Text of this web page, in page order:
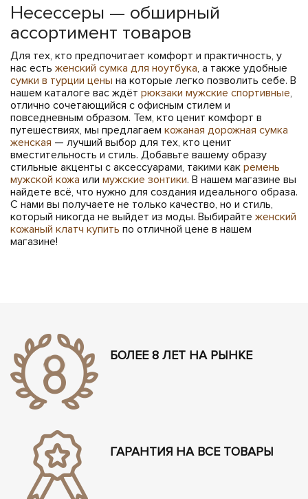
Несессеры — обширный
ассортимент товаров
Для тех, кто предпочитает комфорт и практичность, у
нас есть женский сумка для ноутбука, а также удобные
сумки в турции цены на которые легко позволить себе. В
нашем каталоге вас ждёт рюкзаки мужские спортивные,
отлично сочетающийся с офисным стилем и
повседневным образом. Тем, кто ценит комфорт в
путешествиях, мы предлагаем кожаная дорожная сумка
женская — лучший выбор для тех, кто ценит
вместительность и стиль. Добавьте вашему образу
стильные акценты с аксессуарами, такими как ремень
мужской кожа или мужские зонтики. В нашем магазине вы
найдете всё, что нужно для создания идеального образа.
С нами вы получаете не только качество, но и стиль,
который никогда не выйдет из моды. Выбирайте женский
кожаный клатч купить по отличной цене в нашем
магазине!
БОЛЕЕ 8 ЛЕТ НА РЫНКЕ
ГАРАНТИЯ НА ВСЕ ТОВАРЫ